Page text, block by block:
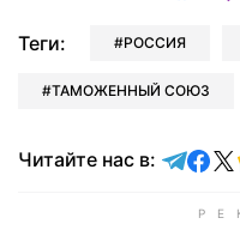
Теги: РОССИЯ
ТАМОЖЕННЫЙ СОЮЗ
Читайте нас в: